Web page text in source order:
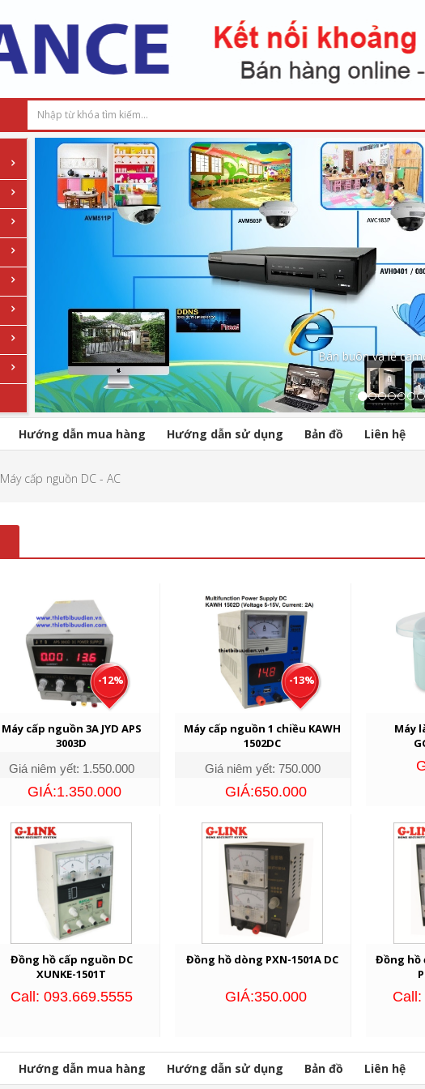
Bán buôn và lẻ
Hướng dẫn mua hàng Hướng dẫn sử dụng Bản đồ Liên hệ
Máy cấp nguồn DC - AC
-12%
Máy cấp nguồn 3A JYD APS
3003D
Giá niêm yết: 1.550.000
GIÁ:1.350.000
-13%
Máy cấp nguồn 1 chiều KAWH
1502DC
Giá niêm yết: 750.000
GIÁ:650.000
Máy
Đồng hồ cấp nguồn DC
XUNKE-1501T
Call: 093.669.5555
Đồng hồ dòng PXN-1501A DC
GIÁ:350.000
Đồng hồ
Hướng dẫn mua hàng Hướng dẫn sử dụng Bản đồ Liên hệ